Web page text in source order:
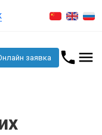
заявка